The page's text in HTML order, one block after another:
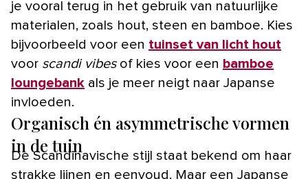
je vooral terug in het gebruik van natuurlijke
materialen, zoals hout, steen en bamboe. Kies
bijvoorbeeld voor een tuinset van licht hout
voor scandi vibesof kies voor een bamboe
loungebank als je meer neigt naar Japanse
invloeden.
Organisch én asymmetrische vormen
in de tuin
De Scandinavische stijl staat bekend om haar
strakke lijnen en eenvoud. Maar een Japanse